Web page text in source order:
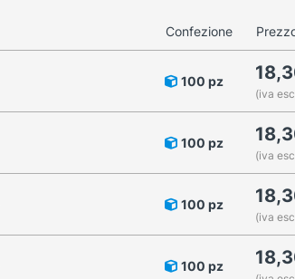
Confezione
100 pz
(iva
100 pz
(iva
100 pz
(iva
100 pz